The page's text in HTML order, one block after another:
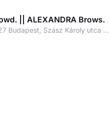
|| ALEXANDRA Brows.
1027 Budapest, Szász Károly utca 6. Kapucsengő: 7., 4. Emelet 1. Liftből ki: Ajtó jobbra || EN: Szász Károly str. 6. Doorbell: 7, Floor: 4th, Door: first one on the right (by elevator)